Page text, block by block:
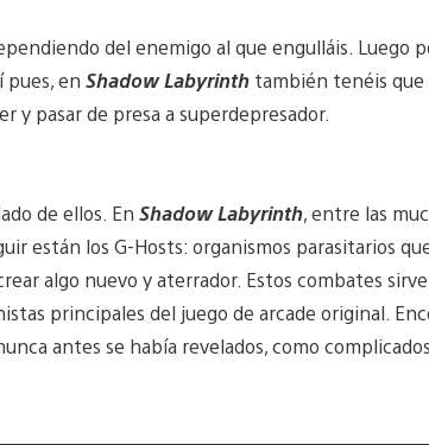
del enemigo al que engulláis. Luego
pues, en Shadow Labyrinth también tenéis que
y pasar de presa a superdepresador.
de ellos. En Shadow Labyrinth, entre las
están los G-Hosts: organismos parasitarios
algo nuevo y aterrador. Estos combates
principales del juego de arcade original.
antes se había revelados, como